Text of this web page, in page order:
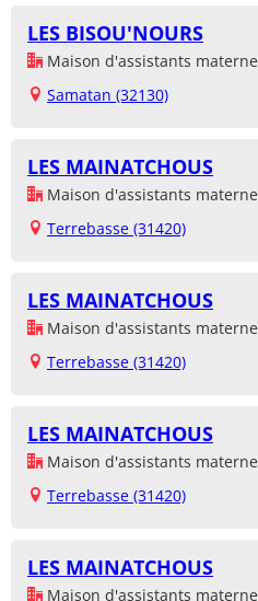
LES BISOU'NOURS
Maison d'assistants
Samatan (32130)
LES MAINATCHOUS
Maison d'assistants
Terrebasse (31420)
LES MAINATCHOUS
Maison d'assistants
Terrebasse (31420)
LES MAINATCHOUS
Maison d'assistants
Terrebasse (31420)
LES MAINATCHOUS
Maison d'assistants